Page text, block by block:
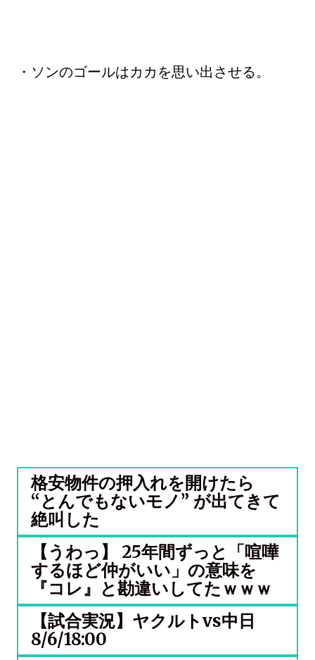
・ソンのゴールはカカを思い出させる。
格安物件の押入れを開けたら
“とんでもないモノ” が出てきて
絶叫した
【うわっ】 25年間ずっと「喧嘩
するほど仲がいい」の意味を
『コレ』と勘違いしてたｗｗｗ
【試合実況】ヤクルトvs中日
8/6/18:00